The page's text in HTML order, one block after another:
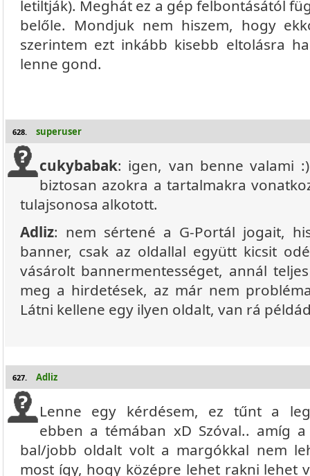
letiltják). Meghát ez a gép felbontásától
belőle. Mondjuk nem hiszem, hogy
szerintem ezt inkább kisebb eltolásra
lenne gond.
628. superuser
cukybabak: igen, van benne valami
biztosan azokra a tartalmakra
tulajsonosa alkotott.
Adliz: nem sértené a G-Portál jogait,
banner, csak az oldallal együtt kicsit
vásárolt bannermentességet, annál
meg a hirdetések, az már nem
Látni kellene egy ilyen oldalt, van rá
627. Adliz
Lenne egy kérdésem, ez tűnt a
ebben a témában xD Szóval.. amíg
bal/jobb oldalt volt a margókkal nem
most így, hogy középre lehet rakni lehet